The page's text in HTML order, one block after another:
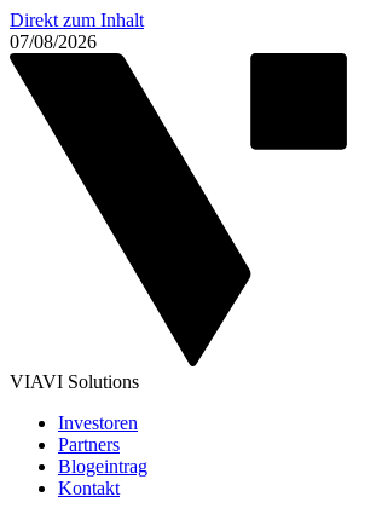
Direkt zum Inhalt
07/08/2026
VIAVI Solutions
Investoren
Partners
Blogeintrag
Kontakt